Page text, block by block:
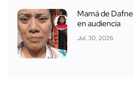
Mamá de Dafne
en audiencia
Jul. 30, 2026